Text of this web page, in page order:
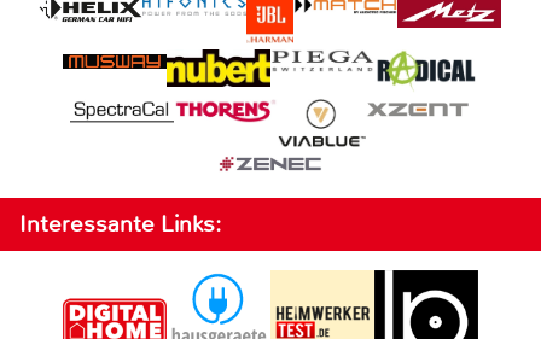
Interessante Links: